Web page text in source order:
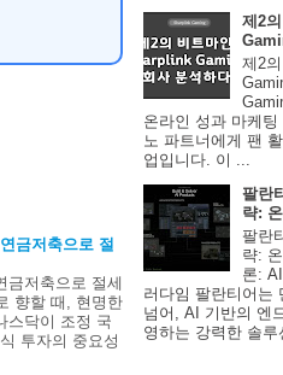
금저축으로 절
금저축으로 절세
향할 때, 현명한
스닥이 조정 국
투자의 중요성
제2
제2
온라인 성과 마케
노 파트너에게 팬
업입니다. 이 ...
팔란
략:
팔란
략:
론:
러다임 팔란티어는
넘어, AI 기반의 엔
영하는 강력한 솔루